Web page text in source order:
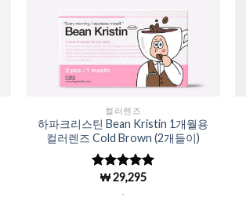
Add to
Wishlist
컬러렌즈
하파크리스틴 Bean Kristin 1개월용
컬러렌즈 Cold Brown (2개들이)
5 중에서
로 평
₩29,295